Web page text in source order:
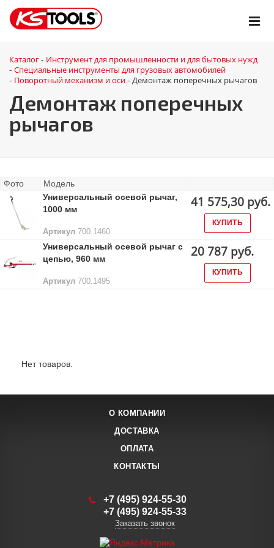
Каталог - Инструмент для промышленности и для бытовых нужд
- Специальные инструменты для грузовых автомобилей
- Поворотный механизм и оси - Демонтаж поперечных рычагов
Демонтаж поперечных
рычагов
Фото
Модель
Универсальный осевой рычаг,
1000 мм
Артикул 700.1460
41 575,30 руб.
КУПИТЬ
Универсальный осевой рычаг с
цепью, 960 мм
Артикул 700.1495
20 787 руб.
КУПИТЬ
Нет товаров.
О КОМПАНИИ
ДОСТАВКА
ОПЛАТА
КОНТАКТЫ
+7 (495) 924-55-30
+7 (495) 924-55-33
Заказать звонок